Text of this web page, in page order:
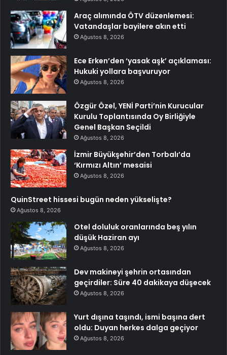
Araç alımında ÖTV düzenlemesi:
Vatandaşlar bayilere akın etti
Ağustos 8, 2026
Ece Erken’den ‘yasak aşk’ açıklaması:
Hukuki yollara başvuruyor
Ağustos 8, 2026
Özgür Özel, YENİ Parti’nin Kurucular
Kurulu Toplantısında Oy Birliğiyle
Genel Başkan Seçildi
Ağustos 8, 2026
İzmir Büyükşehir’den Torbalı’da
‘Kırmızı Altın’ mesaisi
Ağustos 8, 2026
QuinStreet hissesi bugün neden yükselişte?
Ağustos 8, 2026
Otel doluluk oranlarında beş yılın
düşük Haziran ayı
Ağustos 8, 2026
Dev makineyi şehrin ortasından
geçirdiler: Süre 40 dakikaya düşecek
Ağustos 8, 2026
Yurt dışına taşındı, ismi başına dert
oldu: Duyan herkes dalga geçiyor
Ağustos 8, 2026